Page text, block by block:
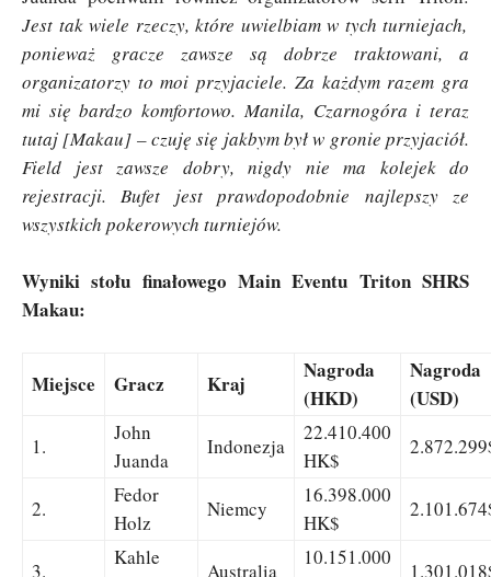
Jest tak wiele rzeczy, które uwielbiam w tych turniejach,
ponieważ gracze zawsze są dobrze traktowani, a
organizatorzy to moi przyjaciele. Za każdym razem gra
mi się bardzo komfortowo. Manila, Czarnogóra i teraz
tutaj [Makau] – czuję się jakbym był w gronie przyjaciół.
Field jest zawsze dobry, nigdy nie ma kolejek do
rejestracji. Bufet jest prawdopodobnie najlepszy ze
wszystkich pokerowych turniejów.
Wyniki stołu finałowego Main Eventu Triton SHRS
Makau:
Miejsce Gracz Kraj
Nagroda
(HKD)
Nagroda
(USD)
1.
John
Juanda
Indonezja
22.410.400
HK$
2.
Fedor
Holz
Niemcy
16.398.000
HK$
3.
Kahle
Australia
10.151.000